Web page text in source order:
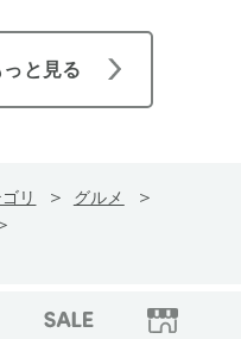
と見る
リ
グルメ